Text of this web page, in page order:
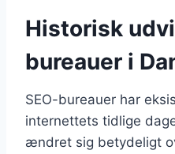
Historisk
bureauer i
SEO-bureauer har
internettets tidlige
ændret sig betydeligt